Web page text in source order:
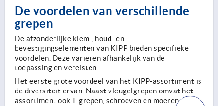
De voordelen van verschillende
grepen
De afzonderlijke klem-, houd- en
bevestigingselementen van KIPP bieden specifieke
voordelen. Deze variëren afhankelijk van de
toepassing en vereisten.
Het eerste grote voordeel van het KIPP-assortiment is
de diversiteit ervan. Naast vleugelgrepen omvat het
assortiment ook T-grepen, schroeven en moeren.